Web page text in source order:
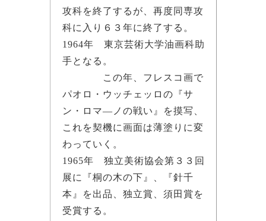
攻科を終了するが、再度同専攻
科に入り６３年に終了する。
1964年 東京芸術大学油画科助
手となる。
この年、フレスコ画で
パオロ・ウッチェッロの『サ
ン・ロマ―ノの戦い』を摸写、
これを契機に画面は薄塗りに変
わっていく。
1965年 独立美術協会第３３回
展に『桐の木の下』、『針千
本』を出品、独立賞、須田賞を
受賞する。